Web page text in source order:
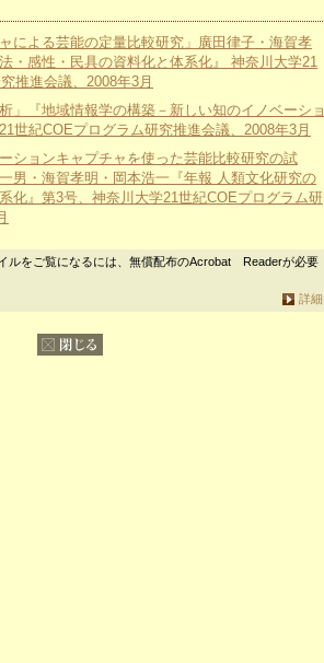
による芸能の定量比較研究」廣田律子・海賀孝
・感性・民具の資料化と体系化』 神奈川大学21
推進会議、2008年3月
」『地域情報学の構築－新しい知のイノベーショ
世紀COEプログラム研究推進会議、2008年3月
ションキャプチャを使った芸能比較研究の試
男・海賀孝明・岡本浩一『年報 人類文化研究の
化』第3号、神奈川大学21世紀COEプログラム研
ルをご覧になるには、無償配布のAcrobat Readerが必要
詳細